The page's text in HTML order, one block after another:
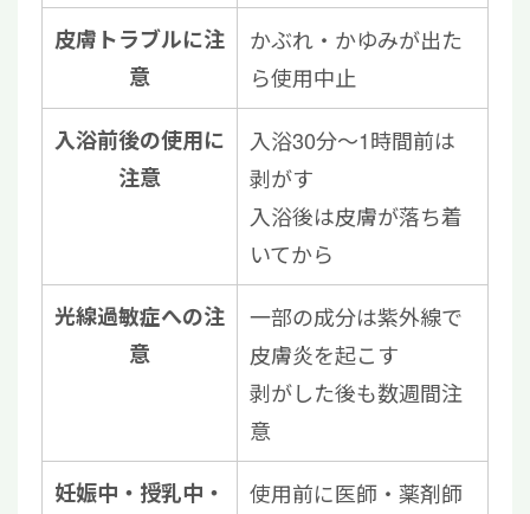
皮膚トラブルに注
意
かぶれ・かゆみが出た
ら使用中止
入浴前後の使用に
注意
入浴30分〜1時間前は
剥がす
入浴後は皮膚が落ち着
いてから
光線過敏症への注
意
一部の成分は紫外線で
皮膚炎を起こす
剥がした後も数週間注
意
妊娠中・授乳中・
使用前に医師・薬剤師